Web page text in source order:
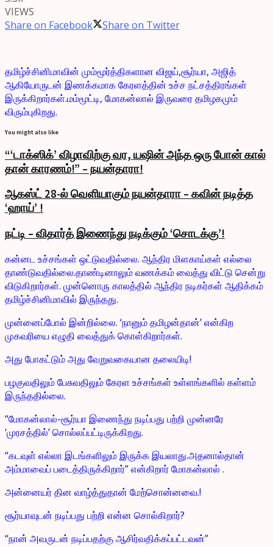
VIEWS
Share on Facebook
Share on Twitter
தமிழ்ச்சினிமாவின் மும்மூர்த்திகளான விஜய்,சூர்யா, அஜித்
ஆகியோருடன் இணக்கமாக கேரளத்தின் உச்ச நட்சத்திரங்கள்
இருக்கிறார்கள்.மம்மூட்டி, மோகன்லால் இருவரை தமிழகமும்
விரும்புகிறது.
You might also like
“‘டாக்ஸிக்’ விழாவிற்கு வர, யஷின் அந்த ஒரு போன் கால்
தான் காரணம்!” – நயன்தாரா!
ஆகஸ்ட் 28-ல் வெளியாகும் நயன்தாரா – கவின் நடித்த
‘ஹாய்’ !
நட்டி – விதார்த் இணைந்து நடிக்கும் ‘சொடக்கு’!
கன்னட உச்சங்கள் ஒட்டுவதில்லை. ஆந்திர மிளகாய்கள் எல்லை
தாண்டுவதில்லை.தாண்டினாலும் வணக்கம் வைத்து விட்டு சென்று
விடுகிறார்கள். முன்னொரு காலத்தில் ஆந்திர நடிகர்கள் ஆதிக்கம்
தமிழ்ச்சினிமாவில் இருந்தது.
முன்னைப்போல் இன்றில்லை. ‘நானும் தமிழன்தான்’ என்கிற
முகவரியை எழுதி வைத்துக் கொள்கிறார்கள்.
அது போகட்டும் அது வேறுவகையான தலையிடி!
பழகுவதிலும் பேசுவதிலும் கேரள உச்சங்கள் உள்ளங்களில் கள்ளம்
இருந்ததில்லை.
“மோகன்லால்-சூர்யா இணைந்து நடிப்பது பற்றி முன்னரே
‘முரசத்தில்’ சொல்லப்பட்டிருக்கிறது.
“கடவுள் எல்லா இடங்களிலும் இருக்க இயலாது.அதனால்தான்
அம்மாவைப் படைத்திருக்கிறார்” என்கிறார் மோகன்லால் .
அன்னையர் தின வாழ்த்துதான் மேற்சொன்னவை.!
சூர்யாவுடன் நடிப்பது பற்றி என்ன சொல்கிறார்?
“நான் அவருடன் நடிப்பதற்கு ஆசிர்வதிக்கப்பட்டவன்”